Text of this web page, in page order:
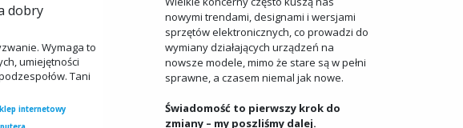
dobry
Wymaga to
umiejętności
Tani
internetowy
nowymi trendami, designami i wersjami
sprzętów elektronicznych, co prowadzi do
wymiany działających urządzeń na
nowsze modele, mimo że stare są w pełni
sprawne, a czasem niemal jak nowe.
Świadomość to pierwszy krok do
zmiany – my poszliśmy dalej.